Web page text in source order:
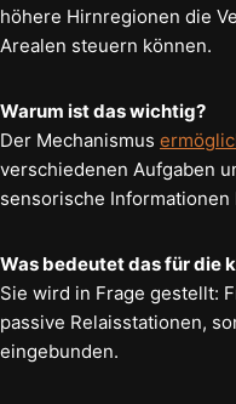
höhere Hirnregionen die
Arealen steuern können.
Warum ist das wichtig?
Der Mechanismus
verschiedenen Aufgaben
sensorische
Was bedeutet das für die
Sie wird in Frage gestellt:
passive Relaisstationen,
eingebunden.